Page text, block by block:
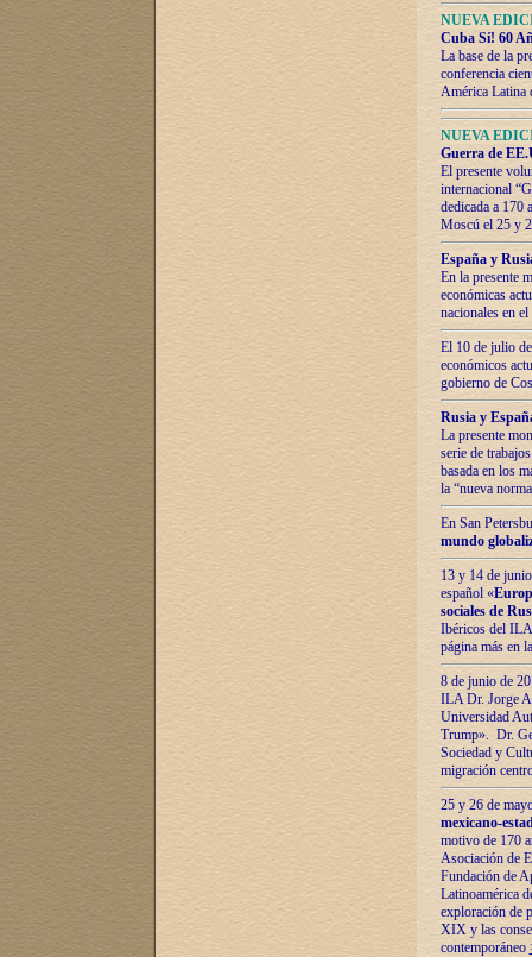
NUEVA
Cuba Sí! 60
La base de la
conferencia
América Latina
NUEVA
Guerra de
El presente
internacional
dedicada a 170
Moscú el 25 y
España y
En la presente
económicas
nacionales en
El 10 de julio
económicos
gobierno de
Rusia y
La presente
serie de
basada en los
la “nueva
En San
mundo
13 y 14 de
español «
sociales de
Ibéricos del ILA
página más en
8 de junio de
ILA Dr. Jorge
Universidad
Trump». Dr.
Sociedad y
migración
25 y 26 de
mexicano-
motivo de 170
Asociación de
Fundación de
Latinoamérica
exploración de
XIX y las
contemporáneo